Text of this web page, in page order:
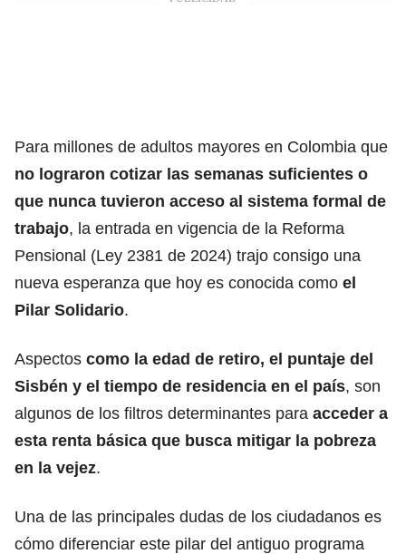
​Para millones de adultos mayores en Colombia que
no lograron cotizar las semanas suficientes o
que nunca tuvieron acceso al sistema formal de
trabajo, la entrada en vigencia de la Reforma
Pensional (Ley 2381 de 2024) trajo consigo una
nueva esperanza que hoy es conocida como el
Pilar Solidario.
Aspectos como la edad de retiro, el puntaje del
Sisbén y el tiempo de residencia en el país, son
algunos de los filtros determinantes para acceder a
esta renta básica que busca mitigar la pobreza
en la vejez.
​Una de las principales dudas de los ciudadanos es
cómo diferenciar este pilar del antiguo programa